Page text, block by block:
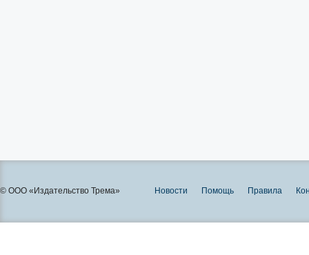
© ООО «Издательство Трема» Новости Помощь Правила